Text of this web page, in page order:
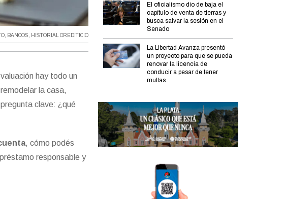
, BANCOS, HISTORIAL CREDITICIO
hay todo un
la casa,
clave: ¿qué
, cómo podés
responsable y
El oficialismo dio de baja el
capítulo de venta de tierras y
busca salvar la sesión en el
Senado
La Libertad Avanza presentó
un proyecto para que se pueda
renovar la licencia de
conducir a pesar de tener
multas